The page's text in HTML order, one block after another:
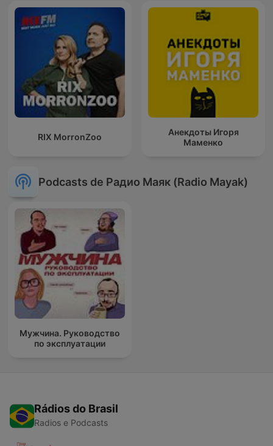
RIX MorronZoo
Анекдоты Игоря
Маменко
Podcasts de Радио Маяк (Radio Mayak)
Мужчина. Руководство
по эксплуатации
Rádios do Brasil
Radios e Podcasts